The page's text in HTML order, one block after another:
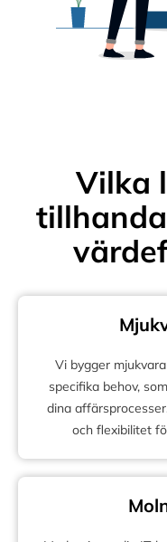
Vilka
Vi bygger
specifika behov,
dina
och flexibilitet